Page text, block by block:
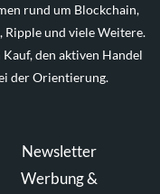
rund um Blockchain,
und viele Weitere.
den aktiven Handel
der Orientierung.
Newsletter
Werbung &